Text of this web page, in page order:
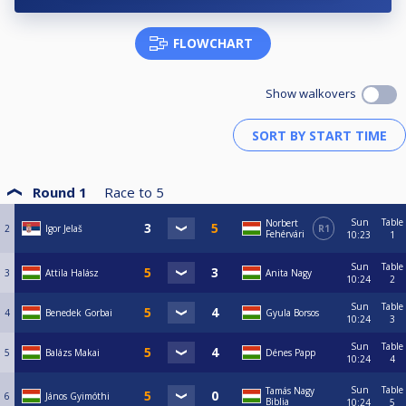
A versenykiírást a szervezők indoklás nélkül megváltoztathatják, vagy
FLOWCHART
Show walkovers
Round 1 Race to 5
2 Igor Jelaš
Norbert
Fehérvári
R1
Sun
10:23
Table
1
3 Attila Halász Anita Nagy
Sun
10:24
Table
2
4 Benedek Gorbai Gyula Borsos
Sun
10:24
Table
3
5 Balázs Makai Dénes Papp
Sun
10:24
Table
4
6 János Gyimóthi
Tamás Nagy
Biblia
Sun
10:24
Table
5